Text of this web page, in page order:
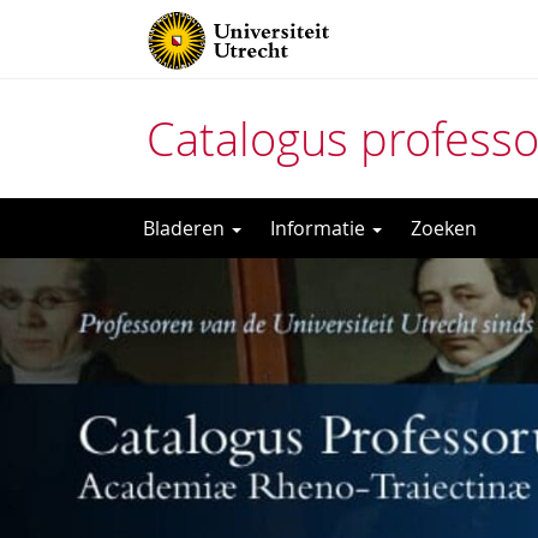
Catalogus
naar
het
inhoud
Bladeren Informatie Zoeken